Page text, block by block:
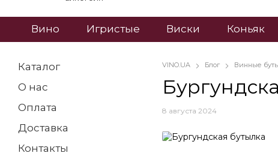
Вино Игристые Виски Коньяк
VINO.UA Блог Винные
8 августа 2024
Каталог
О нас
Оплата
Доставка
Контакты